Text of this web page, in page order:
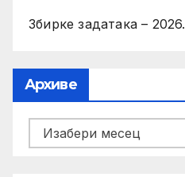
Збирке задатака – 2026.
Архиве
Архиве